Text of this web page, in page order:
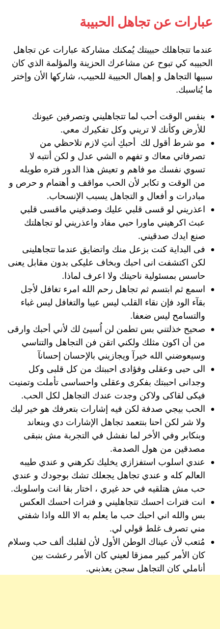
عبارات عن تجاهل الحبيبة
عندما تتجاهلك حبيبتك يُمكنك مشاركة عبارات عن تجاهل
الحبيبه كي تبوح عن مشاعرك الحزينة والمؤلمة الذي كان
سببها التجاهل و إهمال الحبيبة للحبيب، شاركها الأن وإختر
ما يُناسبك.
بنفس الوقت أحب لما تتجاهليني وتصرفين عيونك
للأرض وكأنك لا تريني وكل تفكيرك معي.
مو شرط أقول لك أحبكِ أنتِ لازم تلاحظي من
تصرفاتي معاك و تفهم ه الشي عدل و لكن أنتبه لا
تسوي نفسك مو فاهم و تعيش هذا الدور فتره طويله
من الوقت و تكابر لأن الحب مواقف و أهتمام و حرص و
مبادرات و أفعال و التجاهل يسبب الإنسحاب.
اعذريني لو قسى قلبي عليك وصدقيني ماقسى قلبي
عبث اكرهيني ماورا حبي مفاد واعذريني لو تجاهلتك
صنع ايدك صدقيني.
فى البداية كنت بزعل منك واتضايق عندما تتجاهلينى
لكن اكتشفت انى احبك وبخاف عليكى بدون مقابل يعنى
حاسس بمسئولية ناحيتك ولا اعرف لماذا.
اسمع ثم ابتسم ثم تجاهل رحم الله امرء تغافل لأجل
بقآء الود فإن نقاء القلب ليس عيبا والتغافل ليس غباء
والتسامح ليس ضعفا.
صحيح خذلتني بس تطمن لن اُسيئ لك لأني أحبك وارقى
من أن اكون مثلك ولكني اتقن فن التجاهل والتناسي
وسيعوضني الله خيرآ ويجازيني بالإحسان إحسانآ
الى حبى وعقلى وفؤادى احببتك من كل قلبى وكل
وجدانى احببتك بفكرى وعقلى واحساسى تأملت وتمنيت
فيكى لقاكى ولاكن وجدت عندك التجاهل لكل الحب.
الحب بيجي صدفة لكن فيه إشارات بتعرفك هو خير ليك
ولا شر لكن احنا بنتعمد تجاهل الإشارات دي وبنعاند
وبنكابر وفي الأخر لما نفشل في التجربة مش بنبقى
مصدقين من هول الصدمة.
عندي اسلوب استفزازي يخليك تكرهني و عندي طيبه
العالم كله و عندي تجاهل يجعلك تشك بوجودك و عندي
حب مش هتلقيه في حد غيري ، اختار بقا انت واسلوبك.
انت فترات احسك تتجاهليني و فترات احسك العكس
بس والله اني احبك حب ما يعلم به الا الله واذا شفتي
مني تصرف غلط قولي لي.
مُتعب لأن عيناك الوطن الأول لأن لقلبك ألف حب وسلام
كان الأمر كبير ممزقا لعيني كان الأمر رعشت بين
أناملي كان التجاهل سجن يعذبني.